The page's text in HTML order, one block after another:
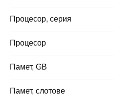
Процесор, серия
Процесор
Памет, GB
Памет, слотове